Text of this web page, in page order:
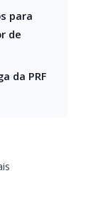
carro estavam
e
terceira pessoa
foi resgatado em
estão no local
de resgate.